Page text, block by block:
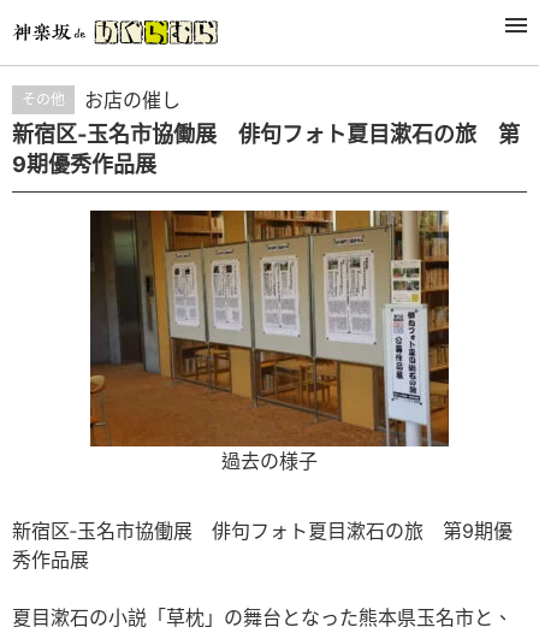
活動
その他 お店の催し
新宿区‐玉名市協働展 俳句フォト夏目漱石の旅 第
9期優秀作品展
過去の様子
新宿区‐玉名市協働展 俳句フォト夏目漱石の旅 第9期優
秀作品展
夏目漱石の小説「草枕」の舞台となった熊本県玉名市と、